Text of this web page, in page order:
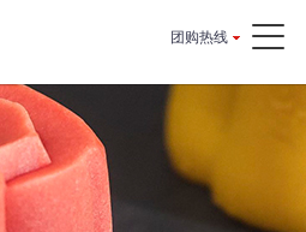
团购热线